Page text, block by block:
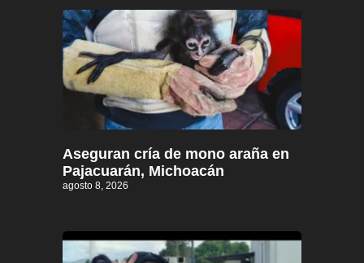
Aseguran cría de mono araña en
Pajacuarán, Michoacán
agosto 8, 2026